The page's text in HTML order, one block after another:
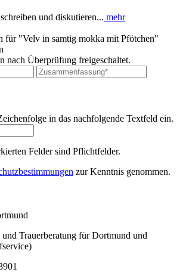
und diskutieren... mehr
für "Velv in samtig mokka mit Pfötchen"
nach Überprüfung freigeschaltet.
in das nachfolgende Textfeld ein.
Felder sind Pflichtfelder.
zur Kenntnis genommen.
Trauerberatung für Dortmund und